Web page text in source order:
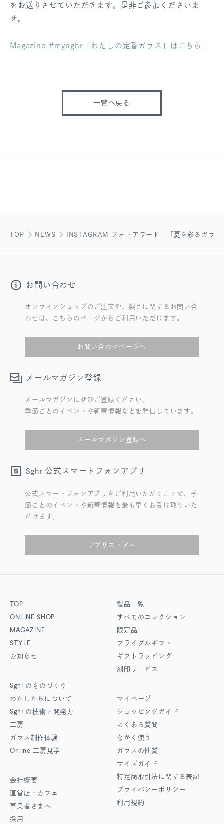
をお送りさせていただきます。是非ご参加くださいま
せ。
Magazine #mysghr「わたしの定番ガラス」はこちら
一覧へ戻る
TOP NEWS INSTAGRAM フォトアワード 「夏を彩るガラス
お問い合わせ
オンラインショップのご注文や、製品に関するお問い合
わせは、こちらのページからご利用いただけます。
お問い合わせページへ
メールマガジン登録
メールマガジンにぜひご登録ください。
季節ごとのイベントや新着情報などを発信しています。
メールマガジン登録へ
Sghr 公式スマートフォンアプリ
公式スマートフォンアプリをご利用いただくことで、季
節ごとのイベントや新着情報を最も早くお受け取りいた
だけます。
アプリストアへ
TOP
ONLINE SHOP
MAGAZINE
STYLE
お知らせ
Sghr のものづくり
わたしたちについて
Sghr の技術と開発力
工房
ガラス制作体験
Online 工房見学
会社概要
直営店・カフェ
事業者さまへ
採用
製品一覧
すべてのコレクション
限定品
ブライダルギフト
ギフトラッピング
刻印サービス
マイページ
ショッピングガイド
よくある質問
ながく使う
ガラスの性質
サイズガイド
特定商取引法に関する表記
プライバシーポリシー
利用規約